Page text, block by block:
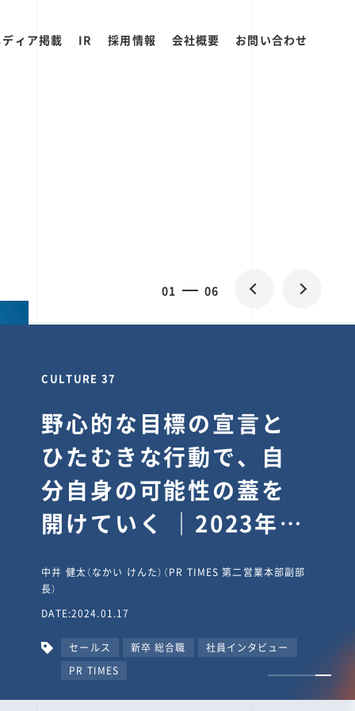
ィア掲載 IR 採用情報 会社概要 お問い合わせ
01 06
CULTURE 37
野心的な目標の宣言と
ひたむきな行動で、自
分自身の可能性の蓋を
開けていく ｜2023年度
タビュー #PR
TIMESな人たち
中井 健太（なかい けんた）（PR TIMES 第二営業本部副部
長）
DATE:2024.01.17
セールス 新卒 総合職
社員インタビュー
PR TIMES